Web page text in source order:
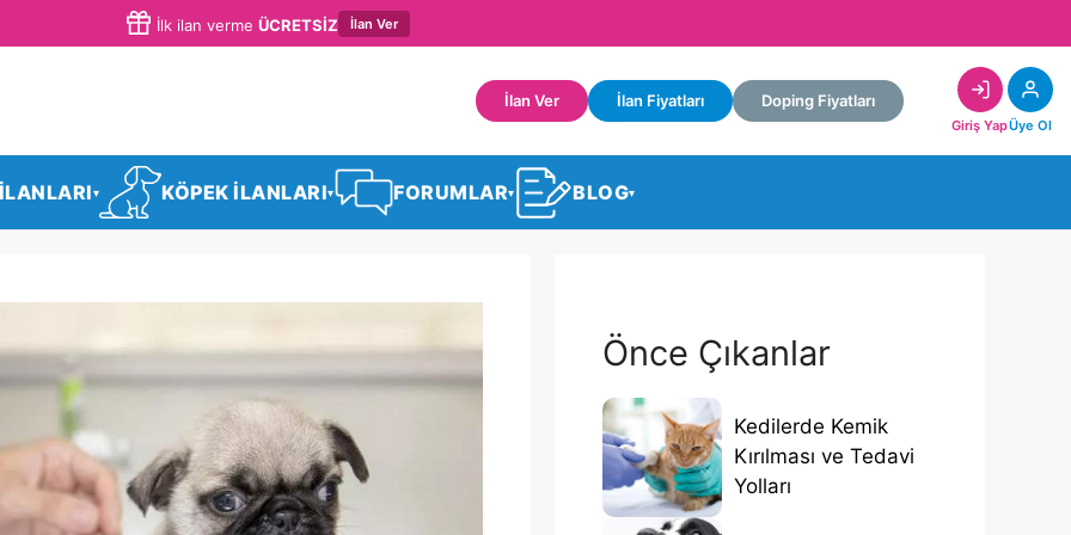
İlk ilan verme ÜCRETSİZ İlan Ver
İlan Ver İlan Fiyatları Doping Fiyatları
Giriş YapÜye Ol
▾ KÖPEK İLANLARI▾ FORUMLAR▾ BLOG▾
Önce Çıkanlar
Kedilerde Kemik
Kırılması ve Tedavi
Yolları